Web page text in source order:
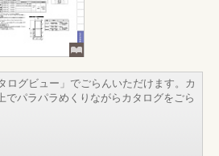
ログビュー」でごらんいただけます。カ
でパラパラめくりながらカタログをごら